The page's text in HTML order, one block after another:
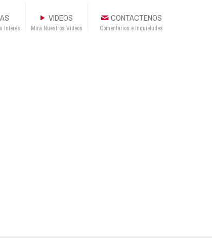
Interés
VIDEOS
Mira Nuestros Videos
CONTACTENOS
Comentarios e Inquietudes